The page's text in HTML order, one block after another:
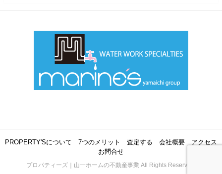
PROPERTY'Sについて 7つのメリット 査定する 会社概要
アクセス
お問合せ
プロパティーズ｜山一ホームの不動産事業 All Rights Reserved.